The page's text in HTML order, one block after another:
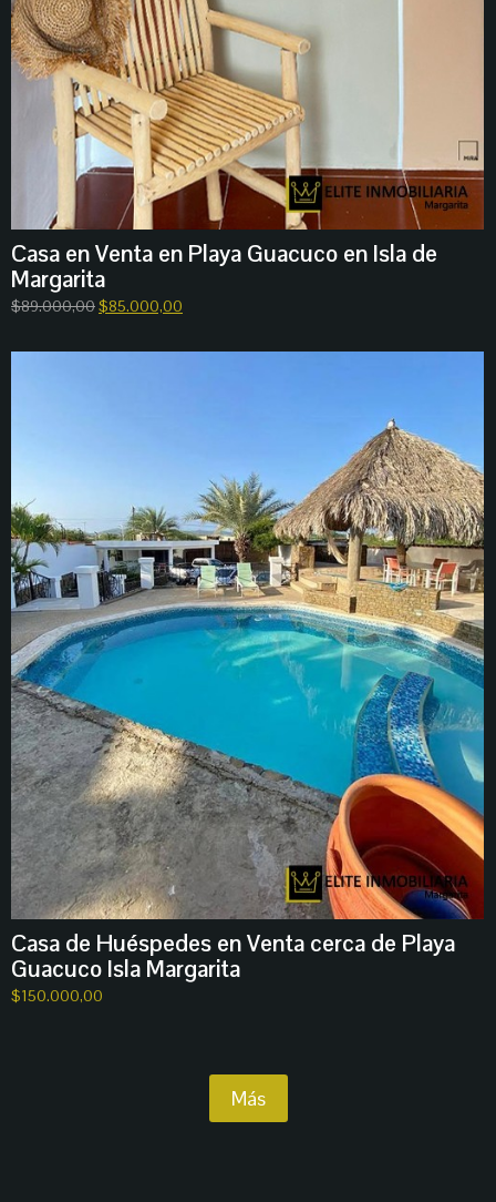
Casa en Venta en Playa Guacuco en Isla de
Margarita
$89.000,00$85.000,00
Casa de Huéspedes en Venta cerca de Playa
Guacuco Isla Margarita
$150.000,00
Más